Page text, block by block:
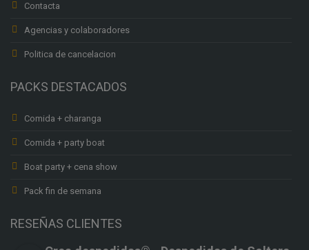
Contacta
Agencias y colaboradores
Politica de cancelacion
PACKS DESTACADOS
Comida + charanga
Comida + party boat
Boat party + cena show
Pack fin de semana
RESEÑAS CLIENTES